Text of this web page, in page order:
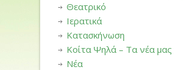
Θεατρικό
Ιερατικά
Κατασκήνωση
Κοίτα Ψηλά – Τα νέα μας
Νέα